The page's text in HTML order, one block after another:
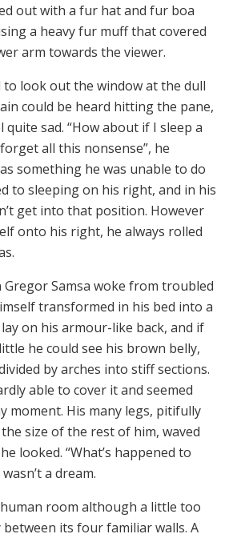
out with a fur hat and fur boa
a heavy fur muff that covered
arm towards the viewer.
look out the window at the dull
could be heard hitting the pane,
quite sad. “How about if I sleep a
all this nonsense”, he
something he was unable to do
to sleeping on his right, and in his
get into that position. However
onto his right, he always rolled
Samsa woke from troubled
transformed in his bed into a
on his armour-like back, and if
he could see his brown belly,
by arches into stiff sections.
able to cover it and seemed
moment. His many legs, pitifully
size of the rest of him, waved
looked. “What’s happened to
a dream.
room although a little too
between its four familiar walls. A